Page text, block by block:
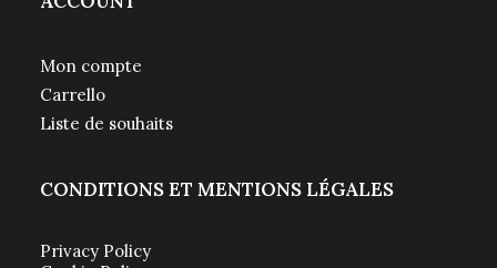
Mon compte
Carrello
Liste de souhaits
CONDITIONS ET MENTIONS LÉGALES
Privacy Policy